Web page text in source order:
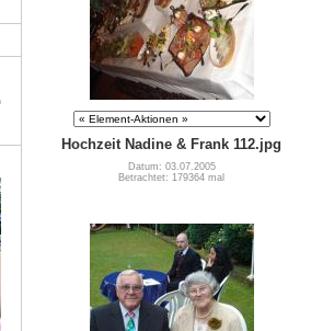
Hochzeit Nadine & Frank 112.jpg
Datum: 03.07.2005
Betrachtet: 179364 mal